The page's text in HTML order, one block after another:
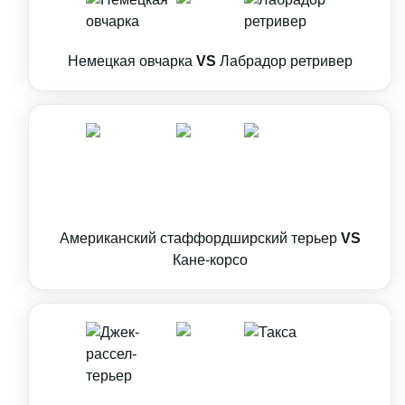
Немецкая овчарка VS Лабрадор ретривер
Американский стаффордширский терьер VS
Кане-корсо